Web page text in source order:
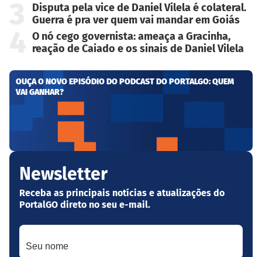
Disputa pela vice de Daniel Vilela é colateral.
Guerra é pra ver quem vai mandar em Goiás
O nó cego governista: ameaça a Gracinha,
reação de Caiado e os sinais de Daniel Vilela
OUÇA O NOVO EPISÓDIO DO PODCAST DO PORTALGO: QUEM
VAI GANHAR?
Newsletter
Receba as principais notícias e atualizações do
PortalGO direto no seu e-mail.
Seu nome